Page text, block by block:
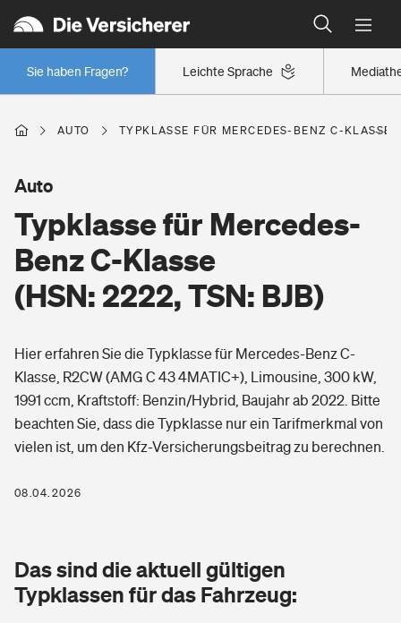
Leichte Sprache
Sie haben Fragen?
Wer versichert was: Jetzt Versicherer finden
Regionalklassen: So ist Ihre Region eingestuft
Wer versichert was: Jetzt Versicherer finden
Berufsunfähigkeitsversicherung
Arbeitsrechtsschutz
Berufshaftpflichtversicherung
Rentenrechner: Wie viel Geld bekomme ich im Alter?
Wohnen
Wohngebäudeversicherung
Hausratversicherung
Elementarversicherung
Photovoltaik
Wärmepumpen versichern
Vermieterrrechtsschutz
Pri­vate Haft­pflicht­
Rechts­schutz­ver­si­che­rung
Kinderunfall­ver­si­che­rung
Gesundheit
Private Krankenversicherung
Tierkrankenversicherung
AUTO TYPKLASSE FÜR MERCEDES-BENZ C-
Typklasse für Mercedes-
Benz C-Klasse
(HSN: 2222, TSN: BJB)
Auto
Hier erfahren Sie die Typklasse für Mercedes-Benz C-
Klasse, R2CW (AMG C 43 4MATIC+), Limousine, 300 kW,
1991 ccm, Kraftstoff: Benzin/Hybrid, Baujahr ab 2022. Bitte
beachten Sie, dass die Typklasse nur ein Tarifmerkmal von
vielen ist, um den Kfz-Versicherungsbeitrag zu berechnen.
08.04.2026
Das sind die aktuell gültigen
Typklassen für das Fahrzeug: